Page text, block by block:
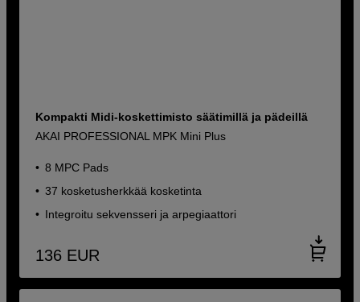
Kompakti Midi-koskettimisto säätimillä ja pädeillä
AKAI PROFESSIONAL MPK Mini Plus
8 MPC Pads
37 kosketusherkkää kosketinta
Integroitu sekvensseri ja arpegiaattori
136 EUR